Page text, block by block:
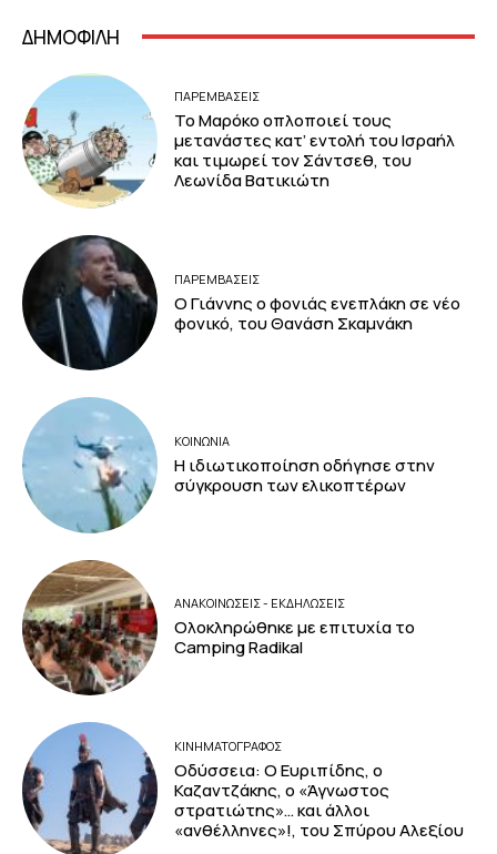
ΔΗΜΟΦΙΛΗ
ΠΑΡΕΜΒΑΣΕΙΣ
Το Μαρόκο οπλοποιεί τους
μετανάστες κατ’ εντολή του Ισραήλ
και τιμωρεί τον Σάντσεθ, του
Λεωνίδα Βατικιώτη
ΠΑΡΕΜΒΑΣΕΙΣ
Ο Γιάννης ο φονιάς ενεπλάκη σε νέο
φονικό, του Θανάση Σκαμνάκη
ΚΟΙΝΩΝΙΑ
Η ιδιωτικοποίηση οδήγησε στην
σύγκρουση των ελικοπτέρων
ΑΝΑΚΟΙΝΩΣΕΙΣ - ΕΚΔΗΛΩΣΕΙΣ
Ολοκληρώθηκε με επιτυχία το
Camping Radikal
ΚΙΝΗΜΑΤΟΓΡΆΦΟΣ
Οδύσσεια: Ο Ευριπίδης, ο
Καζαντζάκης, ο «Άγνωστος
στρατιώτης»… και άλλοι
«ανθέλληνες»!, του Σπύρου Αλεξίου